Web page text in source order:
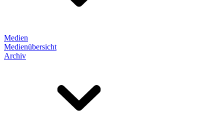
Medien
Medienübersicht
Archiv